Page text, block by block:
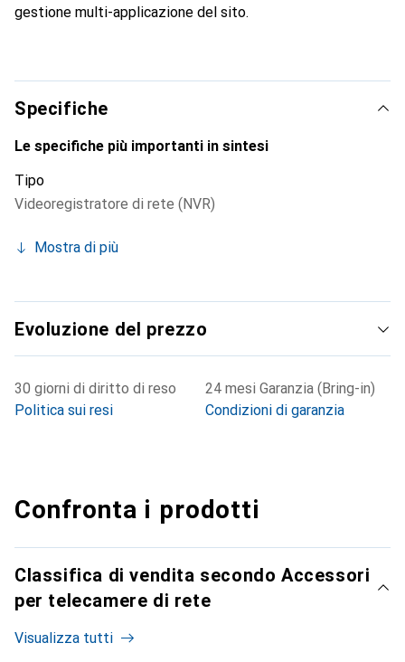
gestione multi-applicazione del sito.
Specifiche
Le specifiche più importanti in sintesi
Tipo
Videoregistratore di rete (NVR)
Mostra di più
Evoluzione del prezzo
30 giorni di diritto di reso
Politica sui resi
24 mesi Garanzia (Bring-in)
Condizioni di garanzia
Confronta i prodotti
Classifica di vendita secondo Accessori
per telecamere di rete
Visualizza tutti